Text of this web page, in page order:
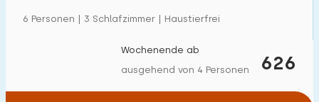
6 Personen | 3 Schlafzimmer | Haustierfrei
626
Wochenende ab
ausgehend von 4 Personen